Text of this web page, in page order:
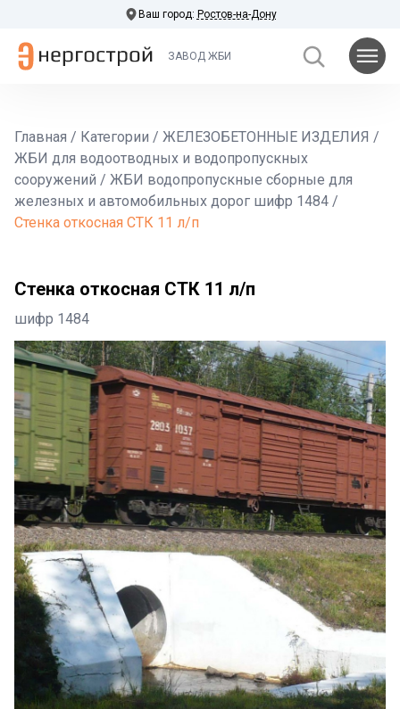
Ваш город: Ростов-на-Дону
ЗАВОД ЖБИ
Главная / Категории / ЖЕЛЕЗОБЕТОННЫЕ ИЗДЕЛИЯ /
ЖБИ для водоотводных и водопропускных
сооружений / ЖБИ водопропускные сборные для
железных и автомобильных дорог шифр 1484 /
Стенка откосная СТК 11 л/п
Стенка откосная СТК 11 л/п
шифр 1484